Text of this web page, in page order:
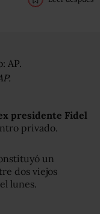
presidente Fidel
privado.
un
dos viejos
el lunes.